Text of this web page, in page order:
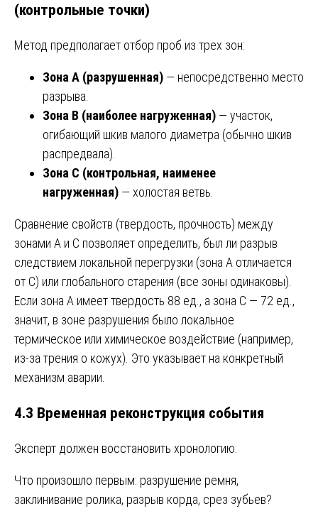
(контрольные точки)
Метод предполагает отбор проб из трех зон:
Зона A (разрушенная) — непосредственно место
разрыва.
Зона B (наиболее нагруженная) — участок,
огибающий шкив малого диаметра (обычно шкив
распредвала).
Зона C (контрольная, наименее
нагруженная) — холостая ветвь.
Сравнение свойств (твердость, прочность) между
зонами A и C позволяет определить, был ли разрыв
следствием локальной перегрузки (зона A отличается
от C) или глобального старения (все зоны одинаковы).
Если зона A имеет твердость 88 ед., а зона C — 72 ед.,
значит, в зоне разрушения было локальное
термическое или химическое воздействие (например,
из-за трения о кожух). Это указывает на конкретный
механизм аварии.
4.3 Временная реконструкция события
Эксперт должен восстановить хронологию:
Что произошло первым: разрушение ремня,
заклинивание ролика, разрыв корда, срез зубьев?